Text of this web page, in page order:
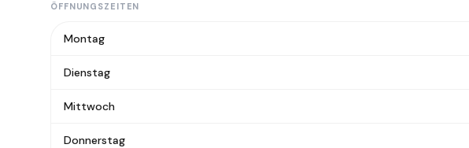
ÖFFNUNGSZEITEN
Montag
Dienstag
Mittwoch
Donnerstag